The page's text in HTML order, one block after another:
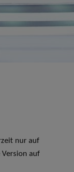
nur auf
Version auf